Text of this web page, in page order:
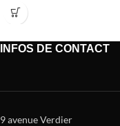
INFOS DE CONTACT
9 avenue Verdier